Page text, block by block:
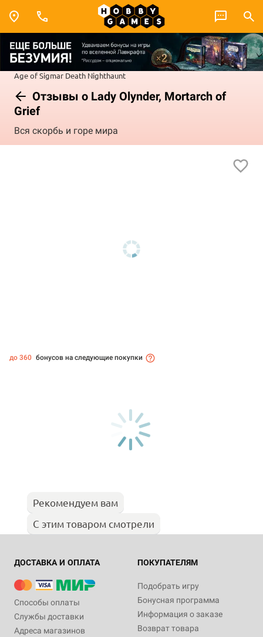
Age of Sigmar Death Nighthaunt
Отзывы о Lady Olynder, Mortarch of
Grief
Вся скорбь и горе мира
до 360 бонусов на следующие покупки
Рекомендуем вам
С этим товаром смотрели
ДОСТАВКА И ОПЛАТА
Способы оплаты
Службы доставки
Адреса магазинов
ПОКУПАТЕЛЯМ
Подобрать игру
Бонусная программа
Информация о заказе
Возврат товара